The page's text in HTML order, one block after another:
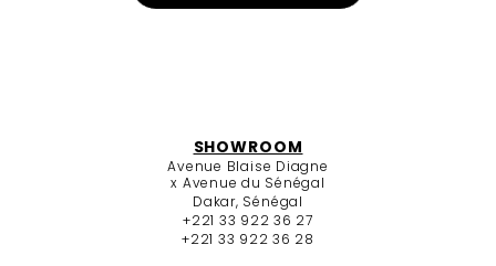
SHOWROOM
Avenue Blaise Diagne
x Avenue du Sénégal
Dakar, Sénégal
+221 33 922 36 27
+221 33 922 36 28